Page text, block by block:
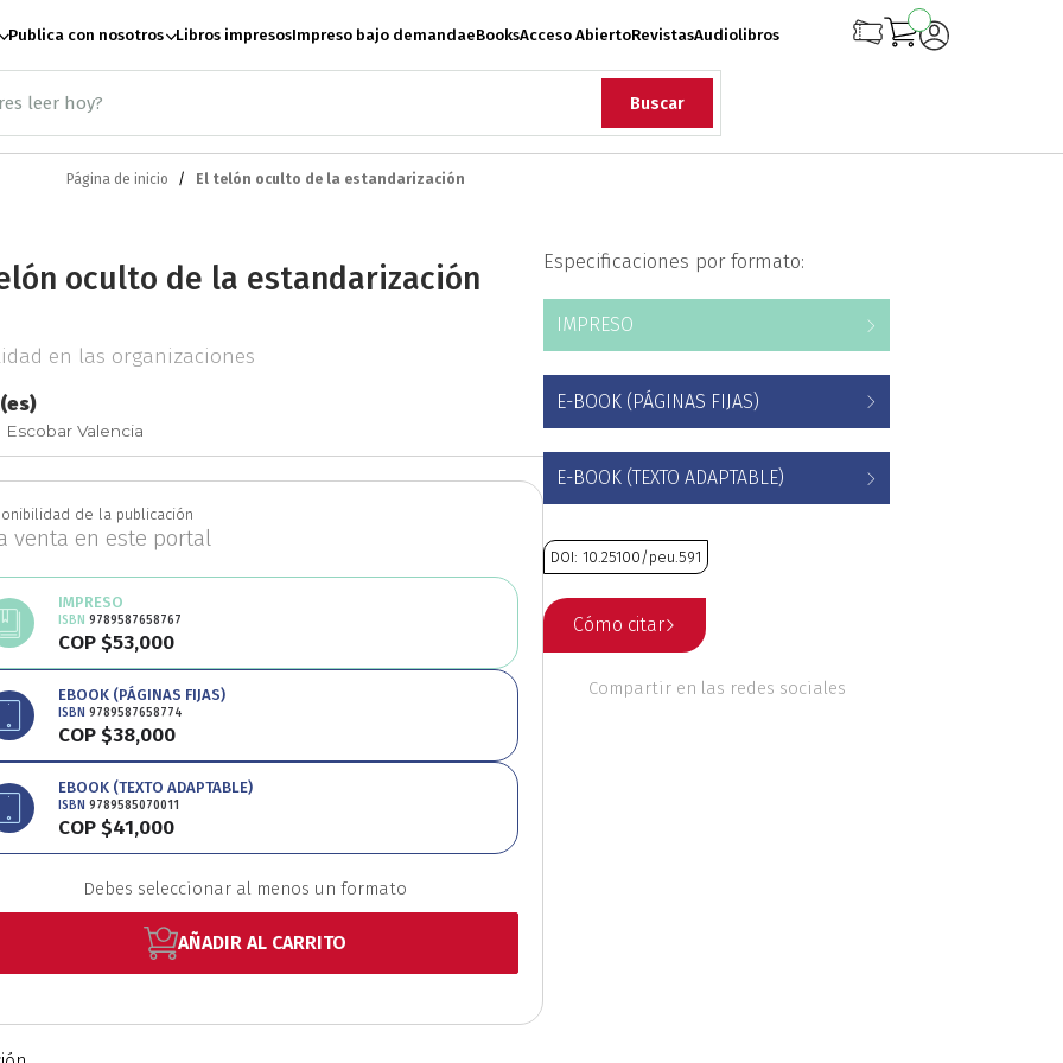
Publica con nosotros Libros impresosImpreso bajo demandaeBooksAcceso AbiertoRevistasAudiolibros
Buscar
Artes escénicas Biología
Ciencias
Conflicto Armado
paz
Derecho Desarrollo
Diseño
Educación
Estudios culturales
Estudios regionales
Ética
Física Género
Ingeniería Lenguas
Medicina Medioambiente
Patrimonio
Periodismo
Página de inicio El telón oculto de la estandarización
oculto de la estandarización
en las organizaciones
Escobar Valencia
de la publicación
venta en este portal
IMPRESO
ISBN 9789587658767
COP $53,000
EBOOK (PÁGINAS FIJAS)
ISBN 9789587658774
COP $38,000
EBOOK (TEXTO ADAPTABLE)
ISBN 9789585070011
COP $41,000
Debes seleccionar al menos un formato
AÑADIR AL CARRITO
Especificaciones por formato:
IMPRESO
E-BOOK (PÁGINAS FIJAS)
E-BOOK (TEXTO ADAPTABLE)
DOI: 10.25100/peu.591
Cómo citar
Compartir en las redes sociales